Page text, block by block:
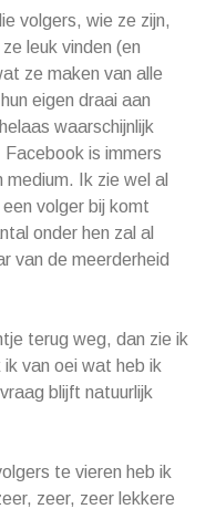
volgers, wie ze zijn,
leuk vinden (en
ze maken van alle
eigen draai aan
waarschijnlijk
is immers
Ik zie wel al
volger bij komt
onder hen zal al
van de meerderheid
terug weg, dan zie ik
van oei wat heb ik
blijft natuurlijk
te vieren heb ik
zeer, zeer lekkere